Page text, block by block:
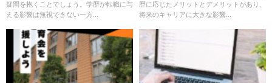
疑問を抱くことでしょう。学歴が転職に与
える影響は無視できない一方...
歴に応じたメリットとデメリットがあり、
将来のキャリアに大きな影響...